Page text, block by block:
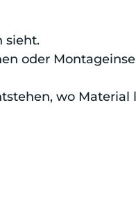
sieht.
oder
wo